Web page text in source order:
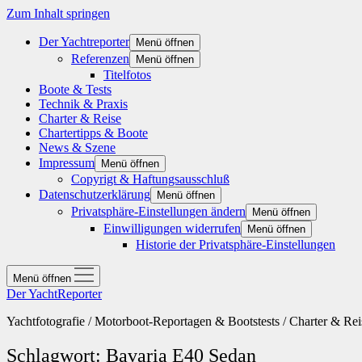
Zum Inhalt springen
Der Yachtreporter Menü öffnen
Referenzen Menü öffnen
Titelfotos
Boote & Tests
Technik & Praxis
Charter & Reise
Chartertipps & Boote
News & Szene
Impressum
Menü öffnen
Copyrigt & Haftungsausschluß
Datenschutzerklärung
Menü öffnen
Privatsphäre-Einstellungen ändern Menü öffnen
Einwilligungen widerrufen Menü öffnen
Historie der Privatsphäre-Einstellungen
Menü öffnen
Der YachtReporter
Yachtfotografie / Motorboot-Reportagen & Bootstests / Charter &
Schlagwort: Bavaria E40 Sedan